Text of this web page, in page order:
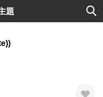
題